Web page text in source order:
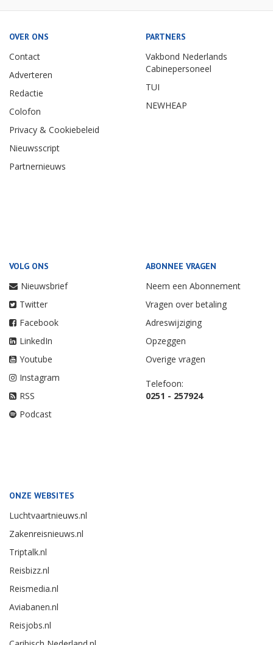
OVER ONS
Contact
Adverteren
Redactie
Colofon
Privacy & Cookiebeleid
Nieuwsscript
Partnernieuws
PARTNERS
Vakbond Nederlands
Cabinepersoneel
TUI
NEWHEAP
VOLG ONS
Nieuwsbrief
Twitter
Facebook
LinkedIn
Youtube
Instagram
RSS
Podcast
ABONNEE VRAGEN
Neem een Abonnement
Vragen over betaling
Adreswijziging
Opzeggen
Overige vragen
Telefoon:
0251 - 257924
ONZE WEBSITES
Luchtvaartnieuws.nl
Zakenreisnieuws.nl
Triptalk.nl
Reisbizz.nl
Reismedia.nl
Aviabanen.nl
Reisjobs.nl